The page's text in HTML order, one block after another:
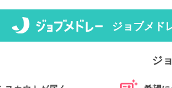
ジョブメド
ジ